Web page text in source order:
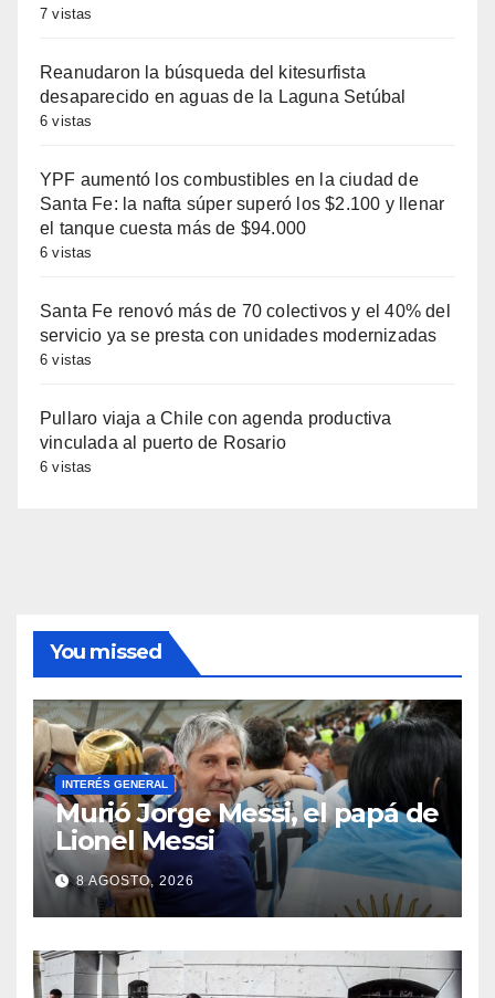
7 vistas
Reanudaron la búsqueda del kitesurfista
desaparecido en aguas de la Laguna Setúbal
6 vistas
YPF aumentó los combustibles en la ciudad de
Santa Fe: la nafta súper superó los $2.100 y llenar
el tanque cuesta más de $94.000
6 vistas
Santa Fe renovó más de 70 colectivos y el 40% del
servicio ya se presta con unidades modernizadas
6 vistas
Pullaro viaja a Chile con agenda productiva
vinculada al puerto de Rosario
6 vistas
You missed
INTERÉS GENERAL
Murió Jorge Messi, el papá de
Lionel Messi
8 AGOSTO, 2026